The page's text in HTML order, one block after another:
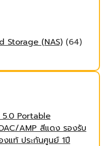
Storage (NAS) (64)